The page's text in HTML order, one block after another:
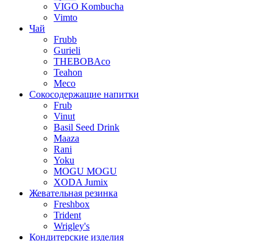
VIGO Kombucha
Vimto
Чай
Frubb
Gurieli
THEBOBAco
Teahon
Meco
Сокосодержащие напитки
Frub
Vinut
Basil Seed Drink
Maaza
Rani
Yoku
MOGU MOGU
XODA Jumix
Жевательная резинка
Freshbox
Trident
Wrigley's
Кондитерские изделия